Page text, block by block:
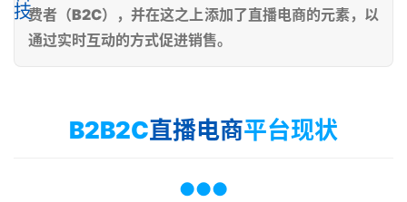
费者（B2C），并在这之上添加了直播电商的元素，以
通过实时互动的方式促进销售。
B2B2C直播电商平台现状
●●●